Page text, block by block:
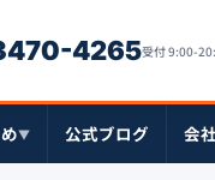
4265受付 9:00-
▼ 公式ブログ 会